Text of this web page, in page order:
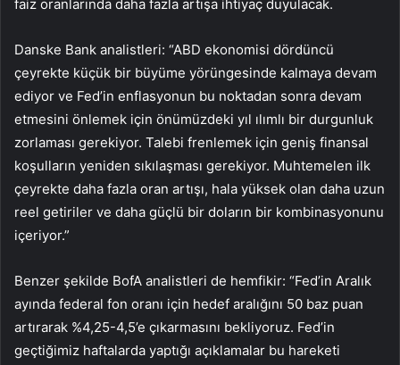
faiz oranlarında daha fazla artışa ihtiyaç duyulacak.
Danske Bank analistleri: “ABD ekonomisi dördüncü
çeyrekte küçük bir büyüme yörüngesinde kalmaya devam
ediyor ve Fed’in enflasyonun bu noktadan sonra devam
etmesini önlemek için önümüzdeki yıl ılımlı bir durgunluk
zorlaması gerekiyor. Talebi frenlemek için geniş finansal
koşulların yeniden sıkılaşması gerekiyor. Muhtemelen ilk
çeyrekte daha fazla oran artışı, hala yüksek olan daha uzun
reel getiriler ve daha güçlü bir doların bir kombinasyonunu
içeriyor.”
Benzer şekilde BofA analistleri de hemfikir: “Fed’in Aralık
ayında federal fon oranı için hedef aralığını 50 baz puan
artırarak %4,25-4,5’e çıkarmasını bekliyoruz. Fed’in
geçtiğimiz haftalarda yaptığı açıklamalar bu hareketi